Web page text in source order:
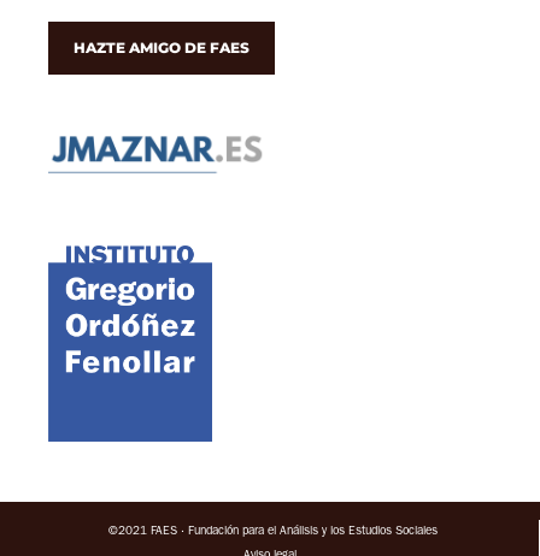
HAZTE AMIGO DE FAES
©2021 FAES · Fundación para el Análisis y los Estudios Sociales